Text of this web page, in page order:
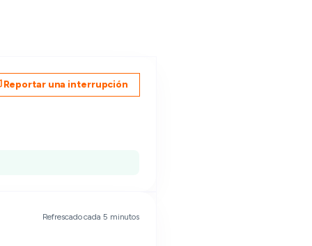
Reportar una interrupción
Refrescado cada 5 minutos